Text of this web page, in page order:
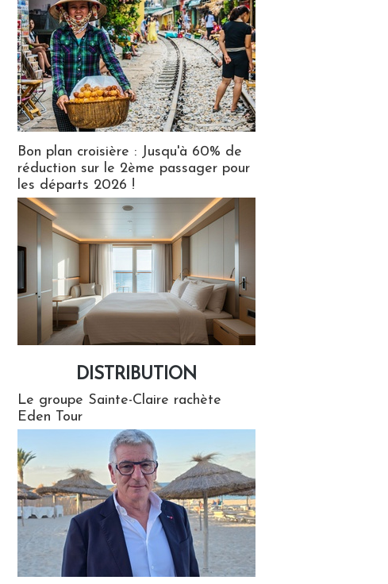
Bon plan croisière : Jusqu'à 60% de
réduction sur le 2ème passager pour
les départs 2026 !
DISTRIBUTION
Le groupe Sainte-Claire rachète
Eden Tour